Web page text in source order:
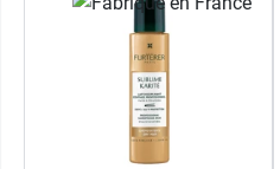
sublimés et réparés. Ils
Caractéristiques :
98 % d'ingrédients
Formule sans silicone.
Info Vegan : aucun